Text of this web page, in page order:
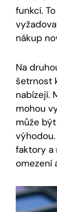
​funkcí.
nákup
Na⁤
šetrnost
⁣nabízejí.​
mohou
může
faktory a
omezení